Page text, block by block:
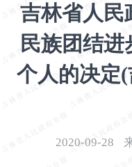
吉林省人民
民族团结
个人的决定(
2020-09-28